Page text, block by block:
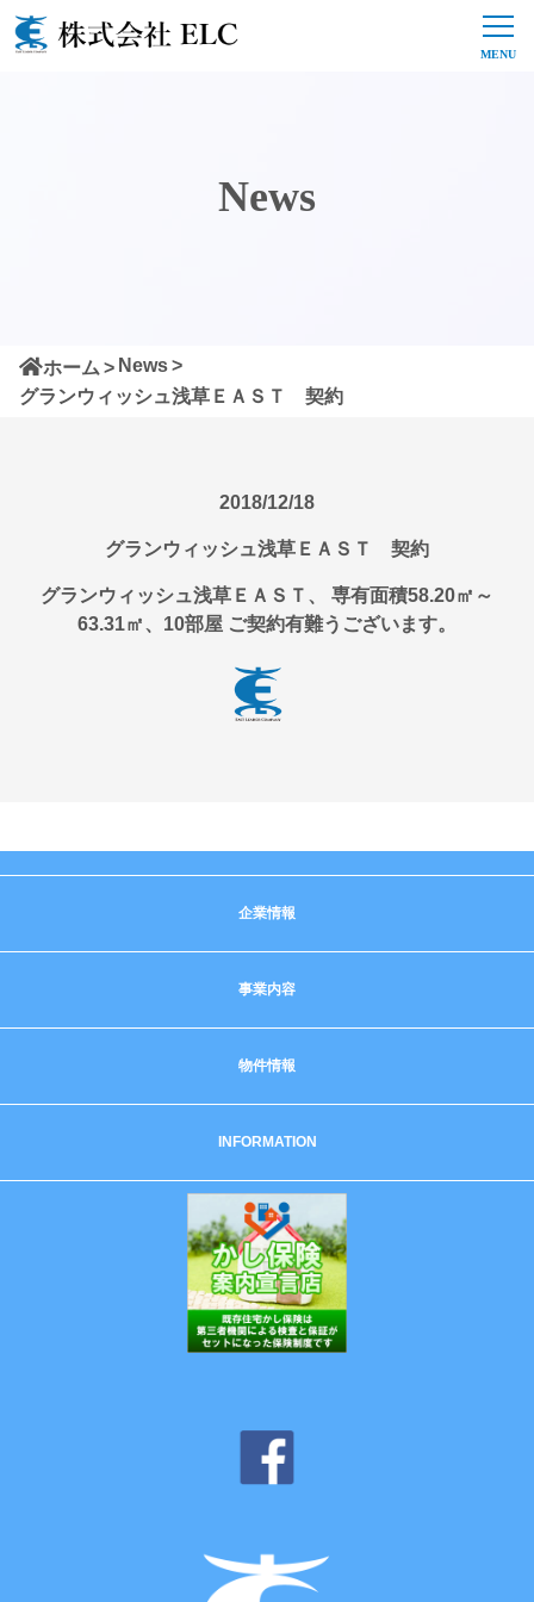
News
ホーム
News
グランウィッシュ浅草ＥＡＳＴ 契約
2018/12/18
グランウィッシュ浅草ＥＡＳＴ 契約
グランウィッシュ浅草ＥＡＳＴ、 専有面積58.20㎡～
63.31㎡、10部屋 ご契約有難うございます。
企業情報
事業内容
物件情報
INFORMATION